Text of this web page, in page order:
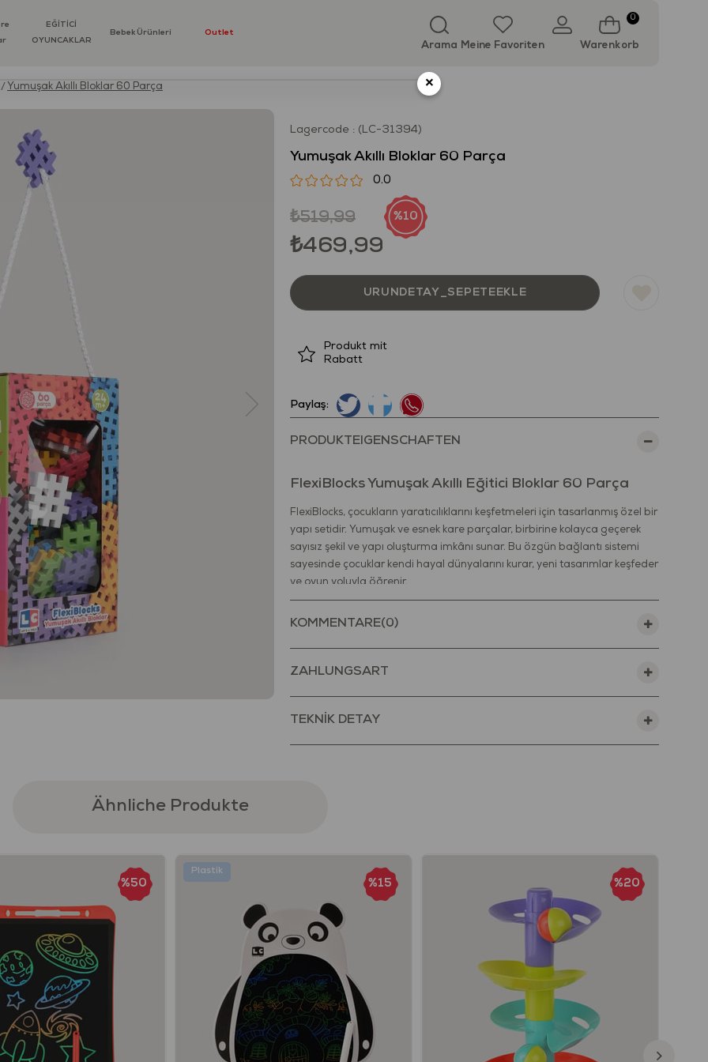
Arama Warenkorb
0
Meine Favoriten
EĞİTİCİ
OYUNCAKLAR
Bebek Ürünleri Outlet
Yumuşak Akıllı Bloklar 60 Parça
Lagercode (LC-31394)
Yumuşak Akıllı Bloklar 60 Parça
0.0
₺519,99
₺469,99
10
Produkt mit
Rabatt
Paylaş:
PRODUKTEIGENSCHAFTEN
FlexiBlocks Yumuşak Akıllı Eğitici Bloklar 60 Parça
FlexiBlocks, çocukların yaratıcılıklarını keşfetmeleri için tasarlanmış özel bir
yapı setidir. Yumuşak ve esnek kare parçalar, birbirine kolayca geçerek
sayısız şekil ve yapı oluşturma imkânı sunar. Bu özgün bağlantı sistemi
sayesinde çocuklar kendi hayal dünyalarını kurar, yeni tasarımlar keşfeder
ve oyun yoluyla öğrenir.
öğrenme aracıdır. Çocukların psikomotor gelişimini, el-göz
problem çözme yeteneklerini harekete geçirir.
Renkli, güvenli ve dayanıklı tasarımıyla uzun süre keyifle kullanılabilir. Let’s
Be Child markasının özel koleksiyonunda yer alan FlexiBlocks, küçük
Ürün yalnızca sorumlu bir yetişkinin gözetiminde kullanılmalıdır.
Ürünü çocuğunuza vermeden önce tüm paketleme malzemelerini
çıkardığınızdan emin olunuz.
Her kullanımdan önce tüm parçaları dikkatlice kontrol ediniz.
Ürün hasar görmüş veya deforme olmuşsa kullanmayınız.
Ürün, 24 ay ve üzeri çocuklar için uygundur.
Oyuncakla kullanımı sırasında bakım yapılabilecek bir parça
KOMMENTARE(0)
ZAHLUNGSART
TEKNİK DETAY
Ähnliche Produkte
%50
Plastik
%15 %20
×